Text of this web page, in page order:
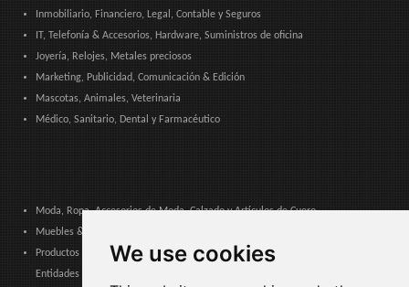
We use cookies
Inmobiliario, Financiero, Legal, Contable y Seguros
IT, Telefonía & Accesorios, Hardware, Suministros de oficina
Joyería, Relojes, Metales preciosos
Marketing, Publicidad, Comunicación & Edición
Mascotas, Animales, Veterinaria
Médico, Sanitario, Dental y Farmacéutico
Moda, Ropa, Accesorios de Moda, Calzado y Artículos de Cuero
Muebles & Decoración, Arte y Artesanía, Textiles, Iluminación
Productos & Servicios para Comunidades, Administración Pública y
Entidades Locales